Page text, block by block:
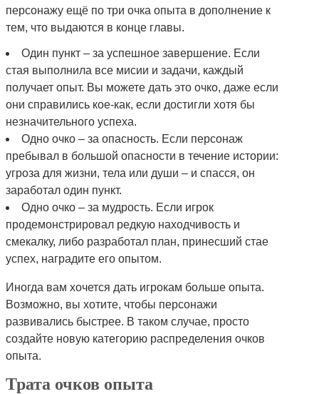
персонажу ещё по три очка опыта в дополнение к
тем, что выдаются в конце главы.
Один пункт – за успешное завершение. Если
стая выполнила все мисии и задачи, каждый
получает опыт. Вы можете дать это очко, даже если
они справились кое-как, если достигли хотя бы
незначительного успеха.
Одно очко – за опасность. Если персонаж
пребывал в большой опасности в течение истории:
угроза для жизни, тела или души – и спасся, он
заработал один пункт.
Одно очко – за мудрость. Если игрок
продемонстрировал редкую находчивость и
смекалку, либо разработал план, принесший стае
успех, наградите его опытом.
Иногда вам хочется дать игрокам больше опыта.
Возможно, вы хотите, чтобы персонажи
развивались быстрее. В таком случае, просто
создайте новую категорию распределения очков
опыта.
Трата очков опыта